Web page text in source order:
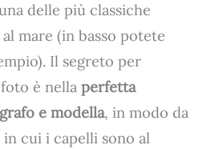
delle più classiche
mare (in basso potete
Il segreto per
foto è nellaperfetta
e modella, in modo da
cui i capelli sono al